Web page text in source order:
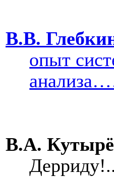
В.В.
опыт
В.А.